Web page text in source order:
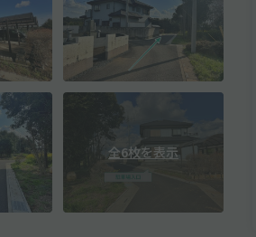
全6枚を表示